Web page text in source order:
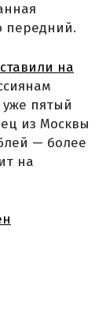
передний.
на
уже пятый
из Москвы
— более
на